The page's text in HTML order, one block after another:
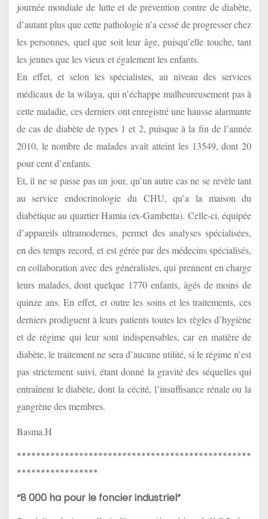
journée mondiale de lutte et de prévention contre de diabète,
d’autant plus que cette pathologie n’a cessé de progresser chez
les personnes, quel que soit leur âge, puisqu’elle touche, tant
les jeunes que les vieux et également les enfants.
En effet, et selon les spécialistes, au niveau des services
médicaux de la wilaya, qui n’échappe malheureusement pas à
cette maladie, ces derniers ont enregistré une hausse alarmante
de cas de diabète de types 1 et 2, puisque à la fin de l’année
2010, le nombre de malades avait atteint les 13549, dont 20
pour cent d’enfants.
Et, il ne se passe pas un jour, qu’un autre cas ne se révèle tant
au service endocrinologie du CHU, qu’a la maison du
diabétique au quartier Hamia (ex-Gambetta). Celle-ci, équipée
d’appareils ultramodernes, permet des analyses spécialisées,
en des temps record, et est gérée par des médecins spécialisés,
en collaboration avec des généralistes, qui prennent en charge
leurs malades, dont quelque 1770 enfants, âgés de moins de
quinze ans. En effet, et outre les soins et les traitements, ces
derniers prodiguent à leurs patients toutes les règles d’hygiène
et de régime qui leur sont indispensables, car en matière de
diabète, le traitement ne sera d’aucune utilité, si le régime n’est
pas strictement suivi, étant donné la gravité des séquelles qui
entraînent le diabète, dont la cécité, l’insuffisance rénale ou la
gangrène des membres.
Basma.H
*************************************************
*****************
“8 000 ha pour le foncier industriel”